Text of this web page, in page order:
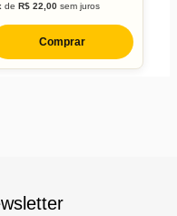
deR$ 22,00 sem juros
Comprar